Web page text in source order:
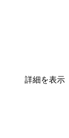
詳細を表示